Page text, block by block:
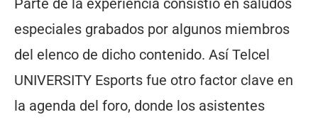
Parte de la experiencia consistió en saludos
especiales grabados por algunos miembros
del elenco de dicho contenido. Así Telcel
UNIVERSITY Esports fue otro factor clave en
la agenda del foro, donde los asistentes